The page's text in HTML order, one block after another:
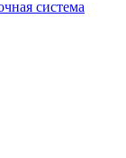
система